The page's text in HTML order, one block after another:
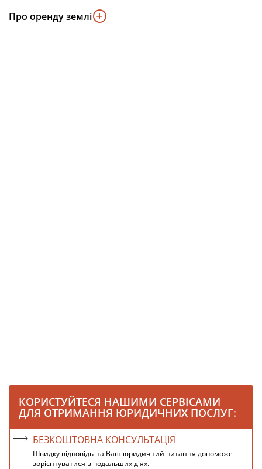
Про оренду землі
КОРИСТУЙТЕСЯ НАШИМИ СЕРВІСАМИ
ДЛЯ ОТРИМАННЯ ЮРИДИЧНИХ ПОСЛУГ:
БЕЗКОШТОВНА КОНСУЛЬТАЦІЯ
Швидку відповідь на Ваш юридичний питання допоможе
зорієнтуватися в подальших діях.